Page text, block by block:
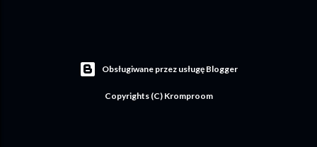
Obsługiwane przez usługę Blogger
Copyrights (C) Kromproom